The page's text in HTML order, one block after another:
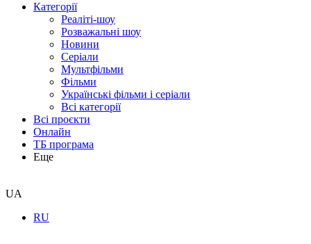
Категорії
Реаліті-шоу
Розважальні шоу
Новини
Серіали
Мультфільми
Фільми
Українські фільми і серіали
Всі категорії
Всі проєкти
Онлайн
ТБ програма
Еще
UA
RU